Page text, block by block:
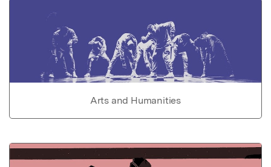
Arts and Humanities